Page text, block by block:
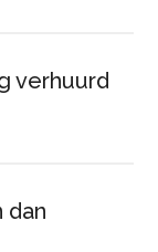
verhuurd
dan